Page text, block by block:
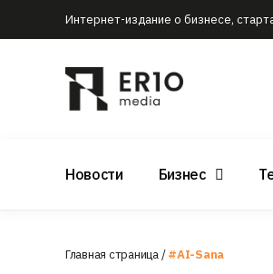
Интернет-издание о бизнесе,
Новости Бизнес
Главная страница/#AI-Sana